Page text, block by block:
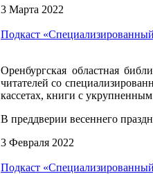
3 Марта 2022
Подкаст
Оренбургская областная
читателей со
кассетах, книги с
В преддверии весеннего
3 Февраля 2022
Подкаст